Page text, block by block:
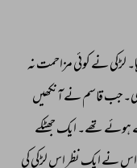
لڑکی نے کوئی مزاحمت نہ
قاسم نے آنکھیں
ہوئے تھے۔ ایک جھٹکے
اس نے ایک نظر اس لڑکی کی